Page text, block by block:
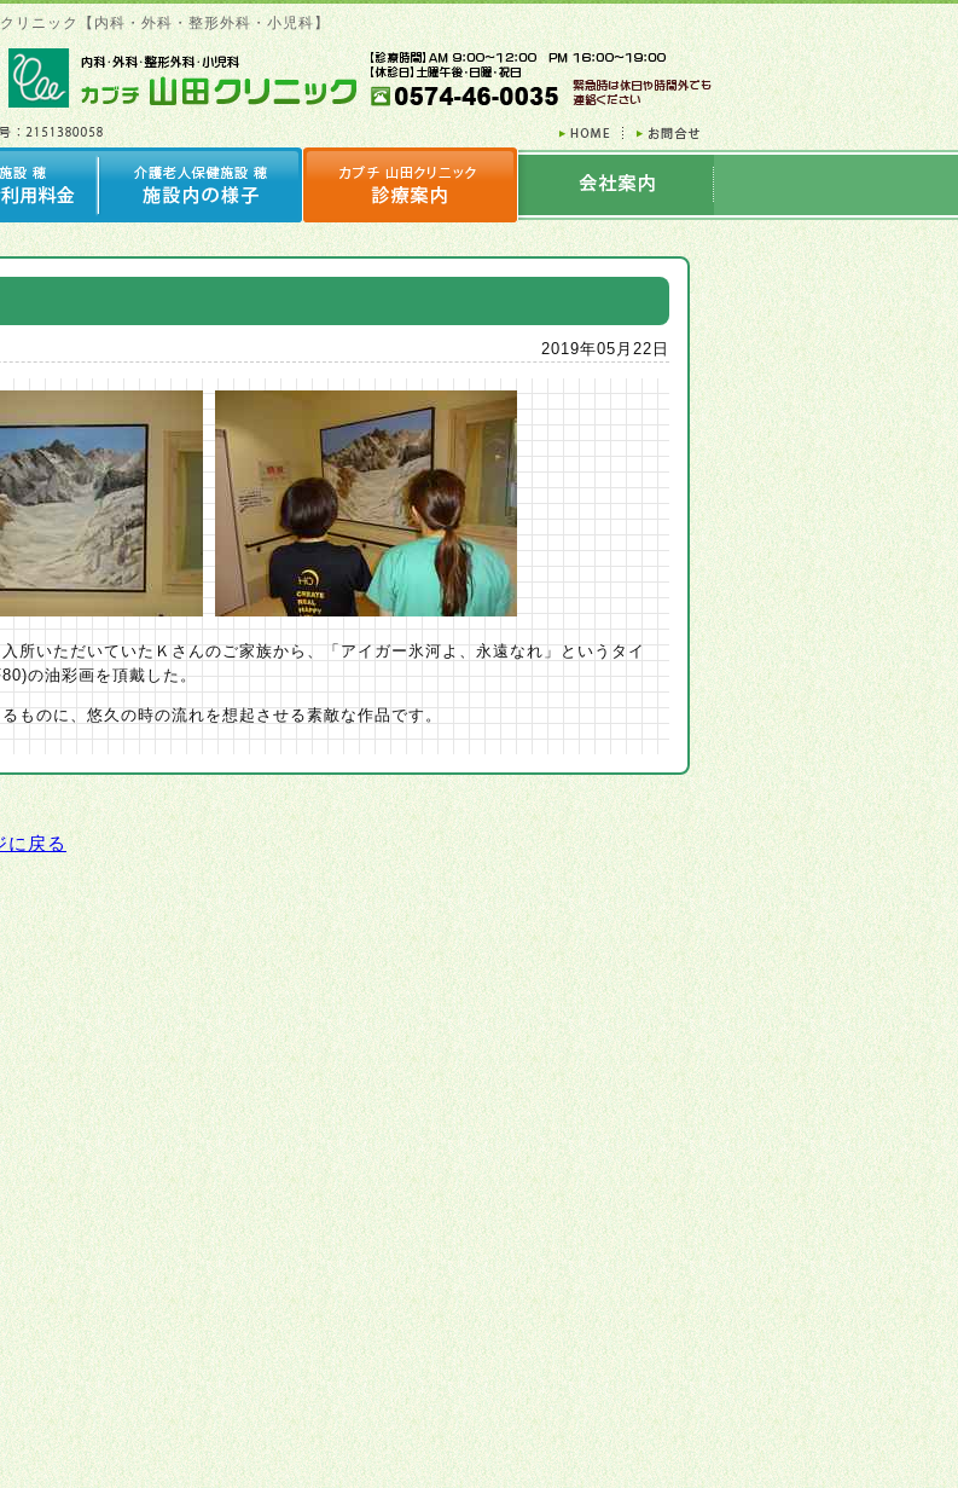
リニック【内科・外科・整形外科・小児科】
2019年05月22日
所いただいていたＫさんのご家族から、「アイガー氷河よ、永遠なれ」というタイ
の油彩画を頂戴した。
ものに、悠久の時の流れを想起させる素敵な作品です。
戻る